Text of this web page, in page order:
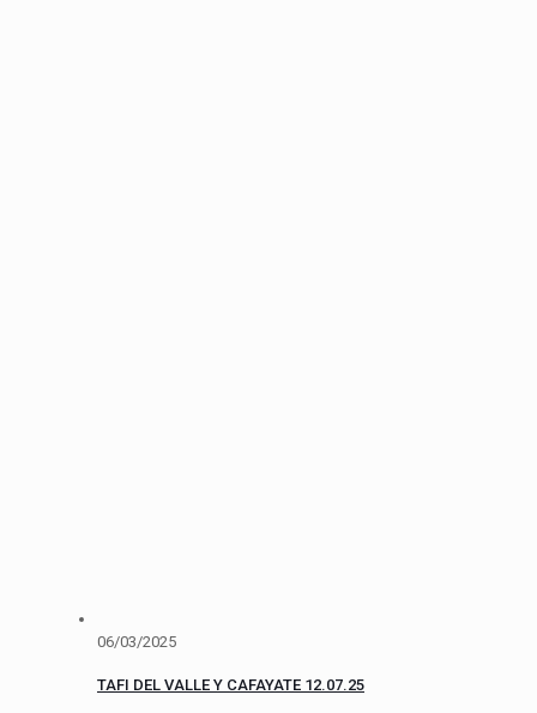
06/03/2025
TAFI DEL VALLE Y CAFAYATE 12.07.25